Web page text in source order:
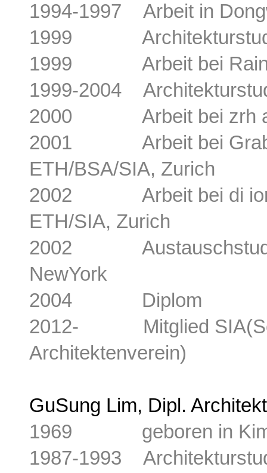
1994-1997 Arbeit in
1999
1999 Arbeit bei Rainer
1999-2004
2000 Arbeit bei zrh
2001 Arbeit bei
ETH/BSA/SIA, Zurich
2002 Arbeit bei di
ETH/SIA, Zurich
2002
NewYork
2004 Diplom
2012- Mitglied
Architektenverein)
GuSung Lim, Dipl.
1969 geboren in
1987-1993